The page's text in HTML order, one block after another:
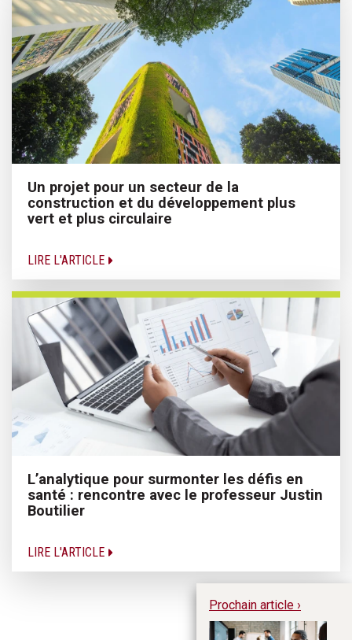
Un projet pour un secteur de la
construction et du développement plus
vert et plus circulaire
LIRE L'ARTICLE
L’analytique pour surmonter les défis en
santé : rencontre avec le professeur Justin
Boutilier
LIRE L'ARTICLE
Prochain article ›